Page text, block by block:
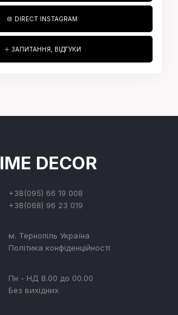
DIRECT INSTAGRAM
ЗАПИТАННЯ, ВІДГУКИ
TIME DECOR
+38(095) 66 19 008
+38(068) 96 23 019
м. Тернопіль Україна
Політика конфіденційності
Пн - НД 8.00 до 00.00
Без вихідних